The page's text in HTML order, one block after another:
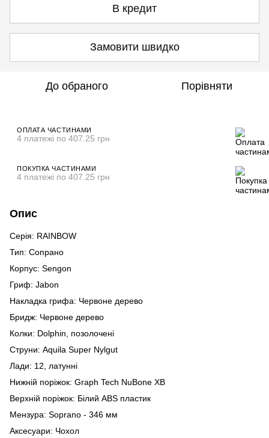
В кредит
Замовити швидко
До обраного Порівняти
ОПЛАТА ЧАСТИНАМИ
4 платежі по 407.25 грн
ПОКУПКА ЧАСТИНАМИ
4 платежі по 407.25 грн
Опис
Серія: RAINBOW
Тип: Сопрано
Корпус: Sengon
Гриф: Jabon
Накладка грифа: Червоне дерево
Бридж: Червоне дерево
Колки: Dolphin, позолочені
Струни: Aquila Super Nylgut
Лади: 12, латунні
Нижній поріжок: Graph Tech NuBone XB
Верхній поріжок: Білий ABS пластик
Мензура: Soprano - 346 мм
Аксесуари: Чохол